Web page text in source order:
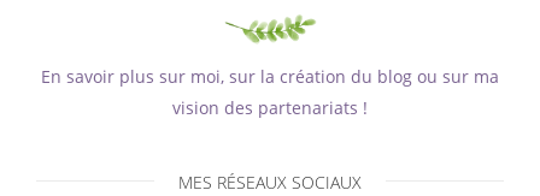
En savoir plus sur moi, sur la création du blog ou sur ma
vision des partenariats !
MES RÉSEAUX SOCIAUX